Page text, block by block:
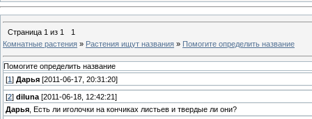
Страница 1 из 1
1
Комнатные растения » Растения ищут названия » Помогите определить название
Помогите определить название
[1] Дарья [2011-06-17, 20:31:20]
[2] diluna [2011-06-18, 12:42:21]
Дарья , Есть ли иголочки на кончиках листьев и твердые ли они?